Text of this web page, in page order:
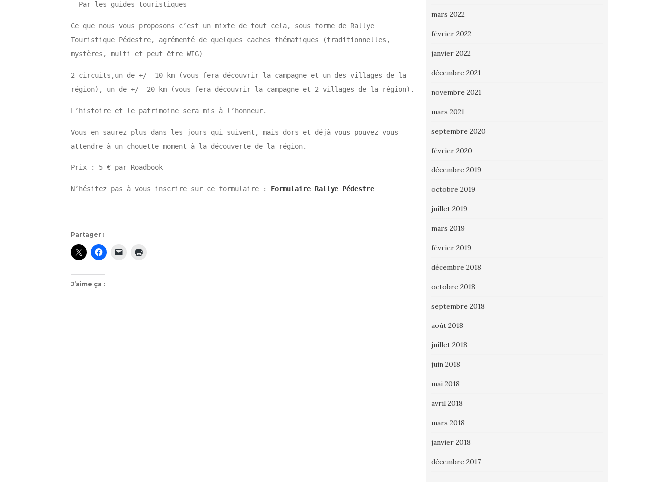
– Par les guides touristiques
Ce que nous vous proposons c’est un mixte de tout cela, sous forme de Rallye
Touristique Pédestre, agrémenté de quelques caches thématiques (traditionnelles,
mystères, multi et peut être WIG)
2 circuits,un de +/- 10 km (vous fera découvrir la campagne et un des villages de la
région), un de +/- 20 km (vous fera découvrir la campagne et 2 villages de la région).
L’histoire et le patrimoine sera mis à l’honneur.
Vous en saurez plus dans les jours qui suivent, mais dors et déjà vous pouvez vous
attendre à un chouette moment à la découverte de la région.
Prix : 5 € par Roadbook
N’hésitez pas à vous inscrire sur ce formulaire : Formulaire Rallye Pédestre
Partager :
J’aime ça :
mars 2022
février 2022
janvier 2022
décembre 2021
novembre 2021
mars 2021
septembre 2020
février 2020
décembre 2019
octobre 2019
juillet 2019
mars 2019
février 2019
décembre 2018
octobre 2018
septembre 2018
août 2018
juillet 2018
juin 2018
mai 2018
avril 2018
mars 2018
janvier 2018
décembre 2017